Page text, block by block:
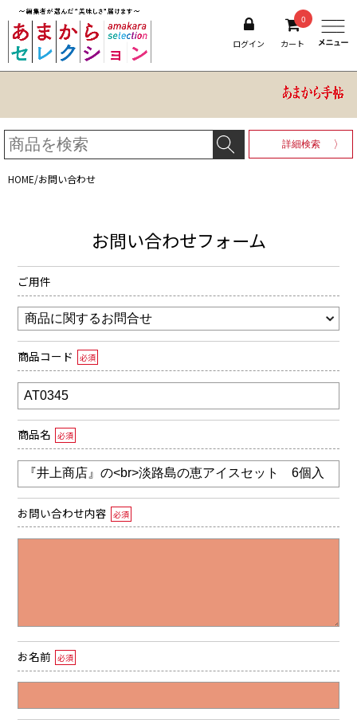
ログイン
0
カート
詳細検索
HOME/お問い合わせ
お問い合わせフォーム
ご用件
商品コード 必須
商品名 必須
お問い合わせ内容 必須
お名前 必須